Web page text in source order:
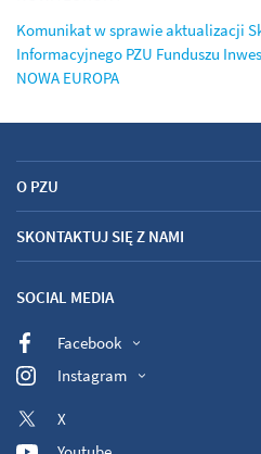
Komunikat w sprawie aktualizacji
Informacyjnego PZU Funduszu
NOWA EUROPA
O PZU
SKONTAKTUJ SIĘ Z NAMI
SOCIAL MEDIA
Facebook
Instagram
X